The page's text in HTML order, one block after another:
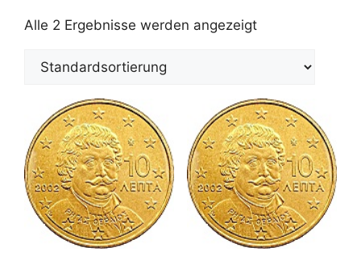
Alle 2 Ergebnisse werden angezeigt